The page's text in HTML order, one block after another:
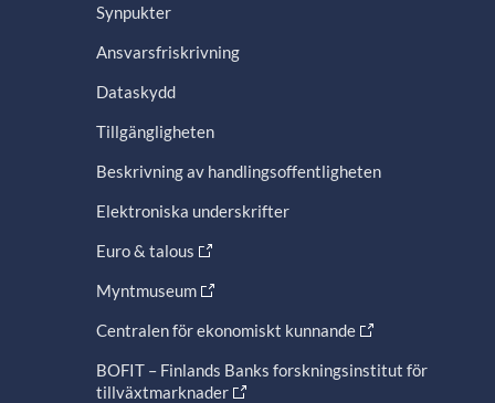
Synpukter
Ansvarsfriskrivning
Dataskydd
Tillgängligheten
Beskrivning av handlingsoffentligheten
Elektroniska underskrifter
Euro & talous
Myntmuseum
Centralen för ekonomiskt kunnande
BOFIT – Finlands Banks forskningsinstitut för
tillväxtmarknader